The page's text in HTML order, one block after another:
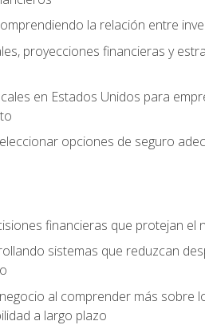
la relación entre
proyecciones financieras y
en Estados Unidos para
opciones de seguro
financieras que protejan el
sistemas que reduzcan
al comprender más sobre
a largo plazo